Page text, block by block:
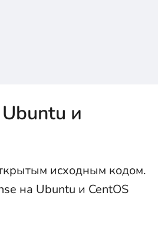
и
исходным кодом.
на Ubuntu и CentOS